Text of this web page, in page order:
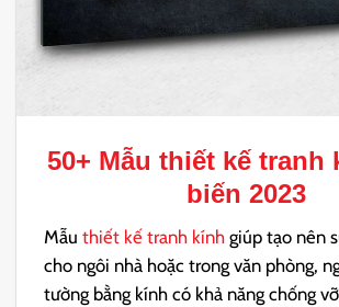
50+ Mẫu thiết kế tranh
biến 2023
Mẫuthiết kế tranh kính giúp tạo nên
cho ngôi nhà hoặc trong văn phòng,
tường bằng kính có khả năng chống